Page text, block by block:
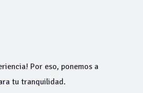
Por eso, ponemos a
tu tranquilidad.